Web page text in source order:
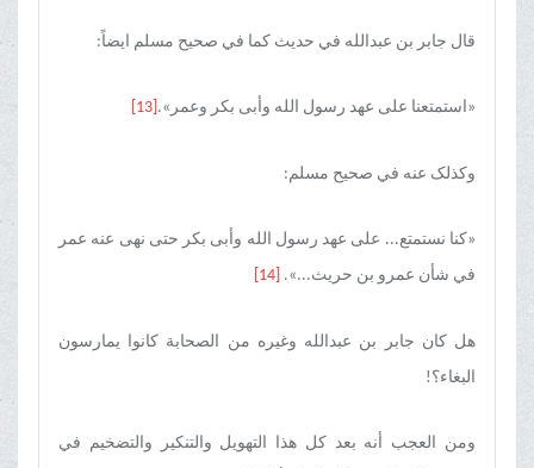
قال جابر بن عبدالله في حدیث کما في صحیح مسلم ایضاً:
«استمتعنا علی عهد رسول الله وأبی بکر وعمر». [13]
وکذلک عنه في صحیح مسلم:
«کنا نستمتع... علی عهد رسول الله وأبی بکر حتی نهی عنه عمر
في شأن عمرو بن حریث...». [14]
هل کان جابر بن عبدالله وغیره من الصحابة کانوا یمارسون
البغاء؟!
ومن العجب أنه بعد کل هذا التهویل والتنکیر والتضخیم في